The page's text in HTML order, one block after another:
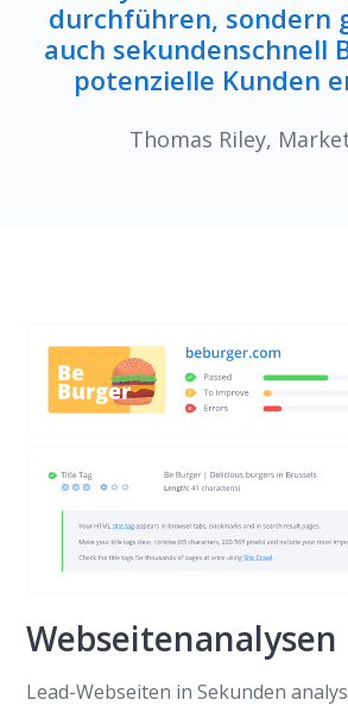
durchführen, sondern
auch sekundenschnell
potenzielle Kunden
Thomas Riley,
Webseitenanalysen
Lead-Webseiten in Sekunden